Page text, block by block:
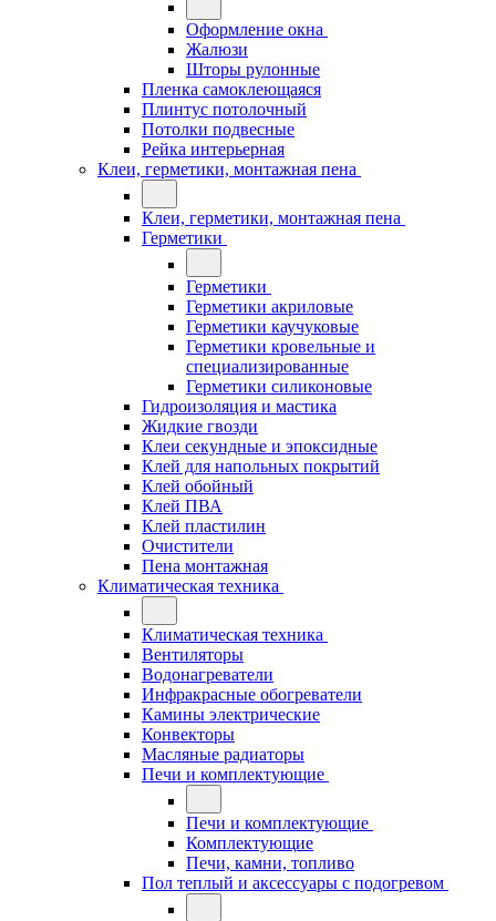
Оформление окна
Жалюзи
Шторы рулонные
Пленка самоклеющаяся
Плинтус потолочный
Потолки подвесные
Рейка интерьерная
Клеи, герметики, монтажная пена
Клеи, герметики, монтажная пена
Герметики
Герметики
Герметики акриловые
Герметики каучуковые
Герметики кровельные и
специализированные
Герметики силиконовые
Гидроизоляция и мастика
Жидкие гвозди
Клеи секундные и эпоксидные
Клей для напольных покрытий
Клей обойный
Клей ПВА
Клей пластилин
Очистители
Пена монтажная
Климатическая техника
Климатическая техника
Вентиляторы
Водонагреватели
Инфракрасные обогреватели
Камины электрические
Конвекторы
Масляные радиаторы
Печи и комплектующие
Печи и комплектующие
Комплектующие
Печи, камни, топливо
Пол теплый и аксессуары с подогревом